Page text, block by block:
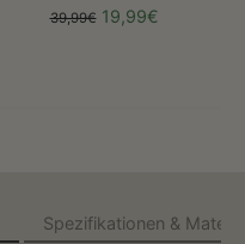
39,99€ 19,99€
Spezifikationen &